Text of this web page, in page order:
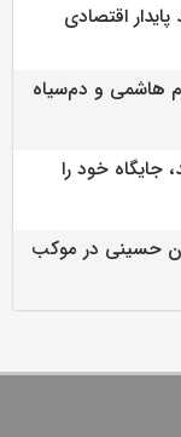
اقتصادی
هاشمی و دم‌سیاه
درآمد، جایگاه خود را
حسینی در موکب